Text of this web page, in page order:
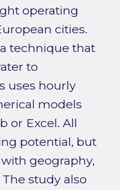
operating
cities.
technique that
to
uses hourly
models
or Excel. All
potential, but
geography,
study also